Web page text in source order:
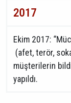
2017
Ekim 2017:
(afet, terör,
müşterilerin
yapıldı.